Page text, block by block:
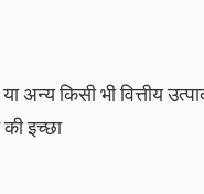
अन्य किसी भी वित्तीय
इच्छा